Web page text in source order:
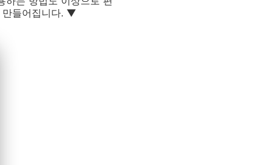
만들어집니다. ▼